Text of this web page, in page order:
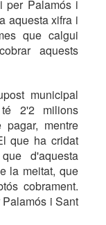
per Palamós i
aquesta xifra i
que calgui
aquests
municipal
2'2 milions
pagar, mentre
que ha cridat
d'aquesta
la meitat, que
cobrament.
i Sant